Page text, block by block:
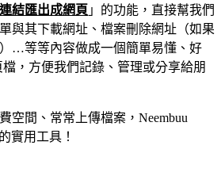
結匯出成網頁 」的功能，直接幫我們
與其下載網址、檔案刪除網址（如果
…等等內容做成一個簡單易懂、好
，方便我們記錄、管理或分享給朋
空間、常常上傳檔案，Neembuu
實用工具！